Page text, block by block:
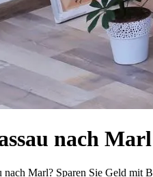
nach
nach Marl? Sparen Sie Geld